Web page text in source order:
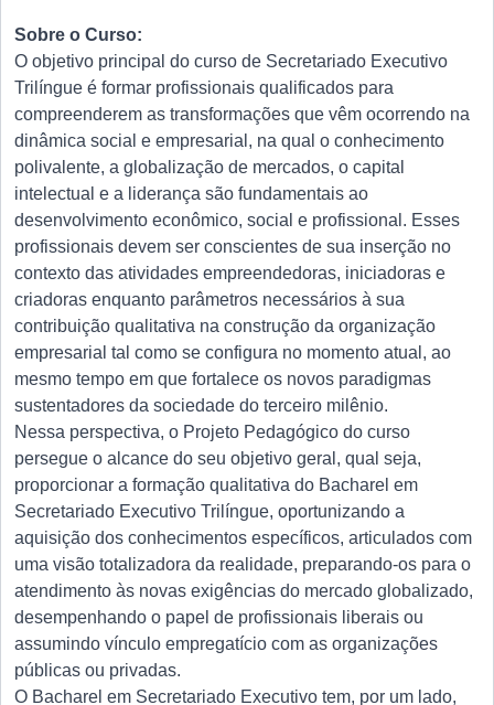
Sobre o Curso:
O objetivo principal do curso de Secretariado Executivo
Trilíngue é formar profissionais qualificados para
compreenderem as transformações que vêm ocorrendo na
dinâmica social e empresarial, na qual o conhecimento
polivalente, a globalização de mercados, o capital
intelectual e a liderança são fundamentais ao
desenvolvimento econômico, social e profissional. Esses
profissionais devem ser conscientes de sua inserção no
contexto das atividades empreendedoras, iniciadoras e
criadoras enquanto parâmetros necessários à sua
contribuição qualitativa na construção da organização
empresarial tal como se configura no momento atual, ao
mesmo tempo em que fortalece os novos paradigmas
sustentadores da sociedade do terceiro milênio.
Nessa perspectiva, o Projeto Pedagógico do curso
persegue o alcance do seu objetivo geral, qual seja,
proporcionar a formação qualitativa do Bacharel em
Secretariado Executivo Trilíngue, oportunizando a
aquisição dos conhecimentos específicos, articulados com
uma visão totalizadora da realidade, preparando-os para o
atendimento às novas exigências do mercado globalizado,
desempenhando o papel de profissionais liberais ou
assumindo vínculo empregatício com as organizações
públicas ou privadas.
O Bacharel em Secretariado Executivo tem, por um lado,